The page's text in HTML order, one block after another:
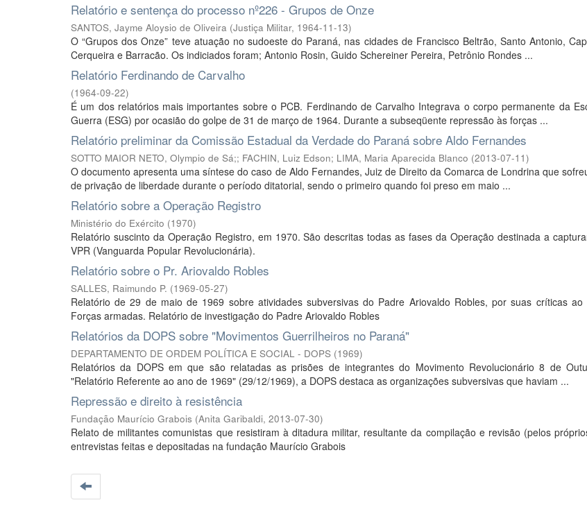
Relatório e sentença do processo nº226 - Grupos de Onze
SANTOS, Jayme Aloysio de Oliveira (Justiça Militar, 1964-11-13)
O “Grupos dos Onze” teve atuação no sudoeste do Paraná, nas cidades de Francisco Beltrão, Santo Antonio,
Cerqueira e Barracão. Os indiciados foram; Antonio Rosin, Guido Schereiner Pereira, Petrônio Rondes ...
Relatório Ferdinando de Carvalho
(1964-09-22)
É um dos relatórios mais importantes sobre o PCB. Ferdinando de Carvalho Integrava o corpo permanente da
Guerra (ESG) por ocasião do golpe de 31 de março de 1964. Durante a subseqüente repressão às forças ...
Relatório preliminar da Comissão Estadual da Verdade do Paraná sobre Aldo Fernandes
SOTTO MAIOR NETO, Olympio de Sá;; FACHIN, Luiz Edson; LIMA, Maria Aparecida Blanco (2013-07-11)
O documento apresenta uma síntese do caso de Aldo Fernandes, Juiz de Direito da Comarca de Londrina que
de privação de liberdade durante o período ditatorial, sendo o primeiro quando foi preso em maio ...
Relatório sobre a Operação Registro
Ministério do Exército (1970)
Relatório suscinto da Operação Registro, em 1970. São descritas todas as fases da Operação destinada a
VPR (Vanguarda Popular Revolucionária).
Relatório sobre o Pr. Ariovaldo Robles
SALLES, Raimundo P. (1969-05-27)
Relatório de 29 de maio de 1969 sobre atividades subversivas do Padre Ariovaldo Robles, por suas críticas ao
Forças armadas. Relatório de investigação do Padre Ariovaldo Robles
Relatórios da DOPS sobre "Movimentos Guerrilheiros no Paraná"
DEPARTAMENTO DE ORDEM POLÍTICA E SOCIAL - DOPS (1969)
Relatórios da DOPS em que são relatadas as prisões de integrantes do Movimento Revolucionário 8 de
"Relatório Referente ao ano de 1969" (29/12/1969), a DOPS destaca as organizações subversivas que haviam ...
Repressão e direito à resistência
Fundação Maurício Grabois (Anita Garibaldi, 2013-07-30)
Relato de militantes comunistas que resistiram à ditadura militar, resultante da compilação e revisão (pelos
entrevistas feitas e depositadas na fundação Maurício Grabois